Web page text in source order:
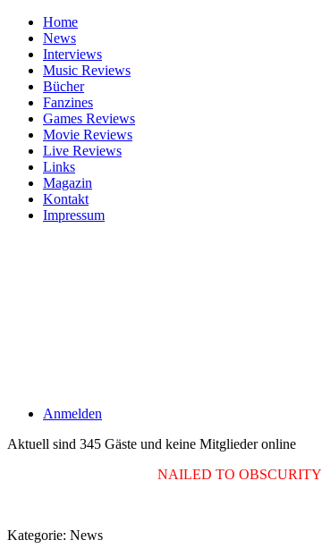
Home
News
Interviews
Music Reviews
Bücher
Fanzines
Games Reviews
Movie Reviews
Live Reviews
Links
Magazin
Kontakt
Impressum
Anmelden
Aktuell sind 345 Gäste und keine Mitglieder online
NAILED TO
Kategorie: News